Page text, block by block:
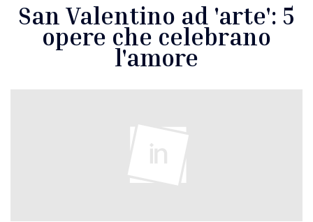
San Valentino ad 'arte': 5
opere che celebrano
l'amore